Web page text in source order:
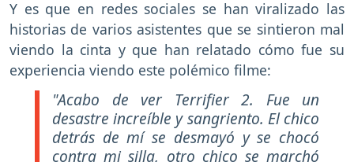
Y es que en redes sociales se han viralizado las
historias de varios asistentes que se sintieron mal
viendo la cinta y que han relatado cómo fue su
experiencia viendo este polémico filme:
"Acabo de ver Terrifier 2. Fue un
desastre increíble y sangriento. El chico
detrás de mí se desmayó y se chocó
contra mi silla, otro chico se marchó